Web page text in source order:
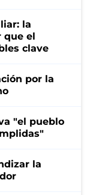
la
que el
clave
por la
"el pueblo
la